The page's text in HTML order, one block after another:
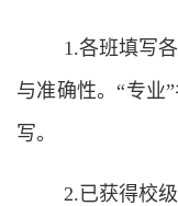
1.各班填写
与准确性。“专业
写。
2.已获得校